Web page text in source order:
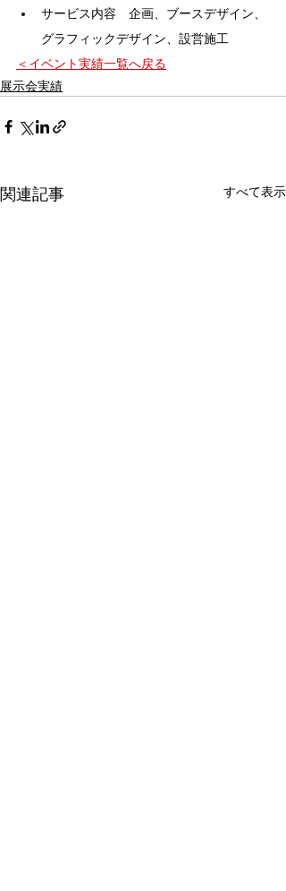
サービス内容　企画、ブースデザイン、
グラフィックデザイン、設営施工
＜イベント実績一覧へ戻る
展示会実績
関連記事 すべて表示